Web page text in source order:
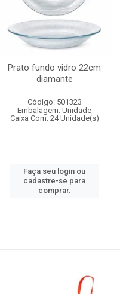
Prato fundo vidro 22cm
diamante
Código: 501323
Embalagem: Unidade
Caixa Com: 24 Unidade(s)
Faça seu login ou
cadastre-se para
comprar.